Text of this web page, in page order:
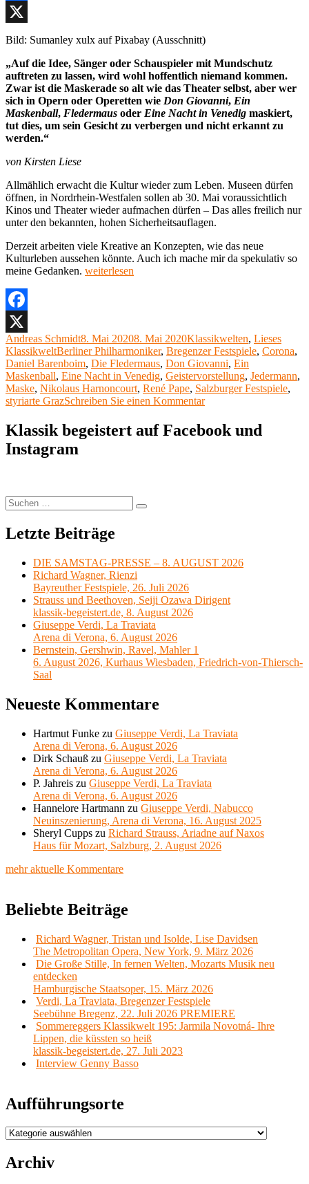
Facebook
X
Bild: Sumanley xulx auf Pixabay (Ausschnitt)
„Auf die Idee, Sänger oder Schauspieler mit Mundschutz
auftreten zu lassen, wird wohl hoffentlich niemand kommen.
Zwar ist die Maskerade so alt wie das Theater selbst, aber wer
sich in Opern oder Operetten wie Don Giovanni, Ein
Maskenball, Fledermaus oder Eine Nacht in Venedig maskiert,
tut dies, um sein Gesicht zu verbergen und nicht erkannt zu
werden.“
von Kirsten Liese
Allmählich erwacht die Kultur wieder zum Leben. Museen dürfen
öffnen, in Nordrhein-Westfalen sollen ab 30. Mai voraussichtlich
Kinos und Theater wieder aufmachen dürfen – Das alles freilich nur
unter den bekannten, hohen Sicherheitsauflagen.
Derzeit arbeiten viele Kreative an Konzepten, wie das neue
Kulturleben aussehen könnte. Auch ich mache mir da spekulativ so
meine Gedanken. „Lieses
Maske“
weiterlesen
Facebook
X
Autor
Andreas SchmidtVeröffentlicht
am
8. Mai 20208. Mai 2020Kategorien
Klassikwelten, Lieses
KlassikweltSchlagwörter
Berliner Philharmoniker, Bregenzer Festspiele, Corona,
Daniel Barenboim, Die Fledermaus, Don Giovanni, Ein
Maskenball, Eine Nacht in Venedig, Geistervorstellung, Jedermann,
Maske, Nikolaus Harnoncourt, René Pape, Salzburger Festspiele,
styriarte GrazSchreiben Sie einen Kommentarzu
Klassikwelt
34:
Klassik begeistert auf Facebook und
Instagram
Suchen
nach:
Suchen
Letzte Beiträge
DIE SAMSTAG-PRESSE – 8. AUGUST 2026
Richard Wagner, Rienzi
Bayreuther Festspiele, 26. Juli 2026
Strauss und Beethoven, Seiji Ozawa Dirigent
klassik-begeistert.de, 8. August 2026
Giuseppe Verdi, La Traviata
Arena di Verona, 6. August 2026
Bernstein, Gershwin, Ravel, Mahler 1
6. August 2026, Kurhaus Wiesbaden, Friedrich-von-Thiersch-
Saal
Neueste Kommentare
Hartmut Funke zu Giuseppe Verdi, La Traviata
Arena di Verona, 6. August 2026
Dirk Schauß zu Giuseppe Verdi, La Traviata
Arena di Verona, 6. August 2026
P. Jahreis zu Giuseppe Verdi, La Traviata
Arena di Verona, 6. August 2026
Hannelore Hartmann zu Giuseppe Verdi, Nabucco
Neuinszenierung, Arena di Verona, 16. August 2025
Sheryl Cupps zu Richard Strauss, Ariadne auf Naxos
Haus für Mozart, Salzburg, 2. August 2026
mehr aktuelle Kommentare
Beliebte Beiträge
Richard Wagner, Tristan und Isolde, Lise Davidsen
The Metropolitan Opera, New York, 9. März 2026
Die Große Stille, In fernen Welten, Mozarts Musik neu
entdecken
Hamburgische Staatsoper, 15. März 2026
Verdi, La Traviata, Bregenzer Festspiele
Seebühne Bregenz, 22. Juli 2026 PREMIERE
Sommereggers Klassikwelt 195: Jarmila Novotná- Ihre
Lippen, die küssten so heiß
klassik-begeistert.de, 27. Juli 2023
Interview Genny Basso
Aufführungsorte
Aufführungsorte
Archiv